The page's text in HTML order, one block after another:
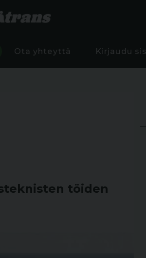
Ota yhteyttä Kirjaudu
töiden